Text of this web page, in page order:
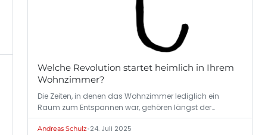
Welche Revolution startet heimlich in Ihrem
Wohnzimmer?
Die Zeiten, in denen das Wohnzimmer lediglich ein
Raum zum Entspannen war, gehören längst der…
Andreas Schulz•24. Juli 2025